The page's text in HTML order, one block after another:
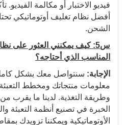
فيديو الاختبار أو مكالمة الفيديو.
أفضل نظام تغليف أوتوماتيكي
الشحن.
س5: كيف يمكنني العثور على
المناسب الذي أحتاجه؟
الإجابة: سنتواصل معك بشكل
معلومات منتجاتك ومخطط
الخبرة في تصنيع أنظمة التعبئة
الأوتوماتيكية ويمكننا تزويدك